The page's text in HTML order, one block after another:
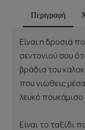
Περιγραφή
Είναι η δροσιά
σεντονιού σου
βράδια του
που νιώθεις
λευκό
Είναι το ταξίδι